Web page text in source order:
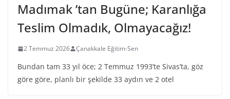
Madımak ’tan Bugüne; Karanlığa
Teslim Olmadık, Olmayacağız!
2 Temmuz 2026 Çanakkale Eğitim-Sen
Bundan tam 33 yıl öce; 2 Temmuz 1993’te Sivas’ta, göz
göre göre, planlı bir şekilde 33 aydın ve 2 otel